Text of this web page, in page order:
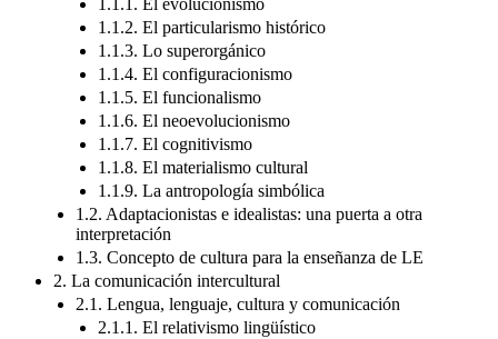
1.1.1. El evolucionismo
1.1.2. El particularismo histórico
1.1.3. Lo superorgánico
1.1.4. El configuracionismo
1.1.5. El funcionalismo
1.1.6. El neoevolucionismo
1.1.7. El cognitivismo
1.1.8. El materialismo cultural
1.1.9. La antropología simbólica
1.2. Adaptacionistas e idealistas: una puerta a otra
interpretación
1.3. Concepto de cultura para la enseñanza de LE
2. La comunicación intercultural
2.1. Lengua, lenguaje, cultura y comunicación
2.1.1. El relativismo lingüístico